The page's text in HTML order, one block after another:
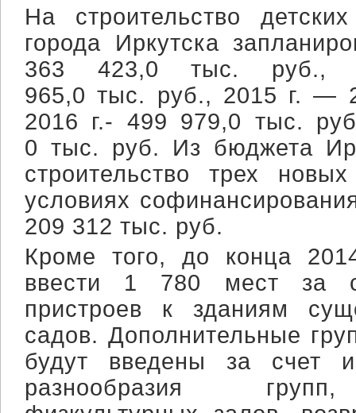
На строительство
города Иркутска
363 423,0 тыс.
965,0 тыс. руб., 2015 г. —
2016 г.- 499 979,0 тыс.
0 тыс. руб. Из бюджета
строительство трех
условиях
209 312 тыс. руб.
Кроме того, до конца
ввести 1 780 мест за
пристроев к зданиям
садов. Дополнительные
будут введены за счет
разнообразия